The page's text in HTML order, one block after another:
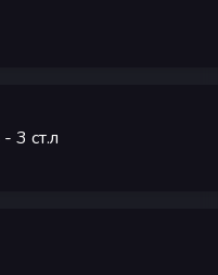
- 3 ст.л